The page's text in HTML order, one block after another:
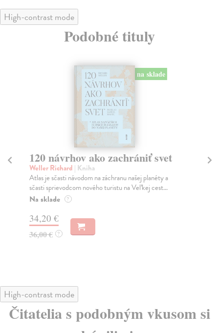
High-contrast mode
Podobné tituly
na sklade
Nehybný pútnik
Berry Wendell | Kniha
Wendell Berry (*1934) je oceňovaný americký
spisovateľ, esejista a ekologický aktivista. Vo výbere z...
Na sklade ?
22,80 €
24,00 € ?
High-contrast mode
Čitatelia s podobným vkusom si